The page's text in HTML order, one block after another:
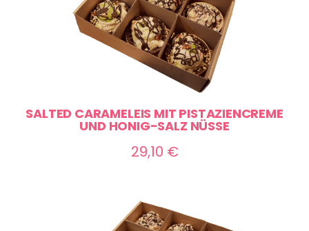
SALTED CARAMELEIS MIT PISTAZIENCREME
UND HONIG-SALZ NÜSSE
29,10 €